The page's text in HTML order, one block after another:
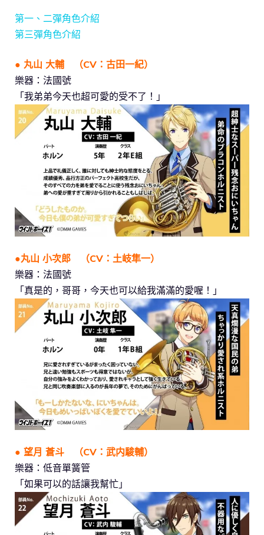
第一、二彈角色介紹
第三彈角色介紹
● 丸山 大輔 （CV：古田一紀）
樂器：法國號
「我弟弟今天也超可愛的受不了！」
●丸山 小次郎 （CV：土岐隼一）
樂器：法國號
「真是的，哥哥，今天也可以給我滿滿的愛喔！」
● 望月 蒼斗 （CV：武内駿輔）
樂器：低音單簧管
「如果可以的話讓我幫忙」